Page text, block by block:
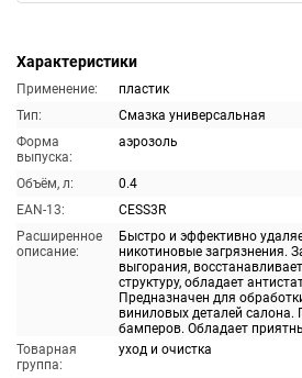
Характеристики
Применение:
пластик
Тип:
Смазка универсальная
Форма
выпуска:
аэрозоль
Объём, л:
0.4
EAN-13:
CESS3R
Расширенное
описание:
Быстро и эффективно
никотиновые загрязнения.
выгорания,
структуру, обладает
Предназначен для
виниловых деталей салона.
бамперов. Обладает
Товарная
группа:
уход и очистка